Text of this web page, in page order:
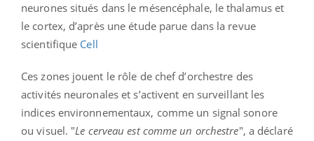
neurones situés dans le mésencéphale, le thalamus et
le cortex, d’après une étude parue dans la revue
scientifique Cell
Ces zones jouent le rôle de chef d’orchestre des
activités neuronales et s’activent en surveillant les
indices environnementaux, comme un signal sonore
ou visuel. "Le cerveau est comme un orchestre", a déclaré